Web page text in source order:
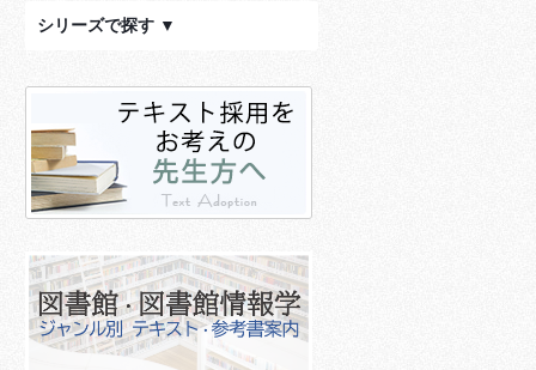
シリーズで探す ▼